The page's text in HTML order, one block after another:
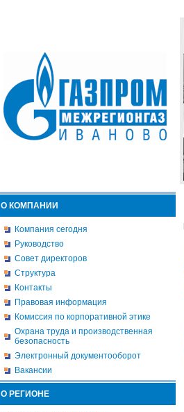
О КОМПАНИИ
Компания сегодня
Руководство
Совет директоров
Структура
Контакты
Правовая информация
Комиссия по корпоративной этике
Охрана труда и производственная
безопасность
Электронный документооборот
Вакансии
О РЕГИОНЕ